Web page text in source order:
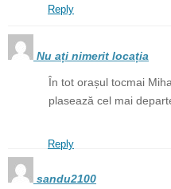
Reply
Nu ați nimerit locația
În tot orașul tocmai
plasează cel mai
Reply
sandu2100